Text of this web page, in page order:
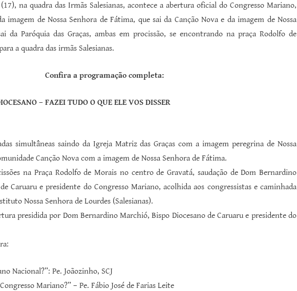
na quadra das Irmãs Salesianas, acontece a abertura oficial do Congresso Mariano,
imagem de Nossa Senhora de Fátima, que sai da Canção Nova e da imagem de Nossa
da Paróquia das Graças, ambas em procissão, se encontrando na praça Rodolfo de
a quadra das irmãs Salesianas.
Confira a programação completa:
– FAZEI TUDO O QUE ELE VOS DISSER
simultâneas saindo da Igreja Matriz das Graças com a imagem peregrina de Nossa
Canção Nova com a imagem de Nossa Senhora de Fátima.
na Praça Rodolfo de Morais no centro de Gravatá, saudação de Dom Bernardino
Caruaru e presidente do Congresso Mariano, acolhida aos congressistas e caminhada
Nossa Senhora de Lourdes (Salesianas).
presidida por Dom Bernardino Marchió, Bispo Diocesano de Caruaru e presidente do
Nacional?”: Pe. Joãozinho, SCJ
Mariano?” – Pe. Fábio José de Farias Leite